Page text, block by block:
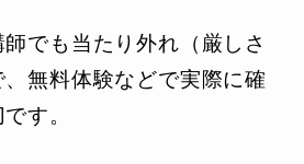
でも当たり外れ（厳しさ
無料体験などで実際に確
す。